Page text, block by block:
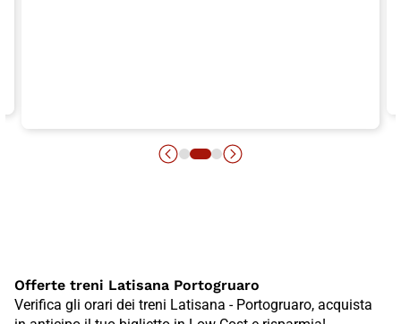
Offerte treni Latisana Portogruaro
Verifica gli orari dei treni Latisana - Portogruaro, acquista